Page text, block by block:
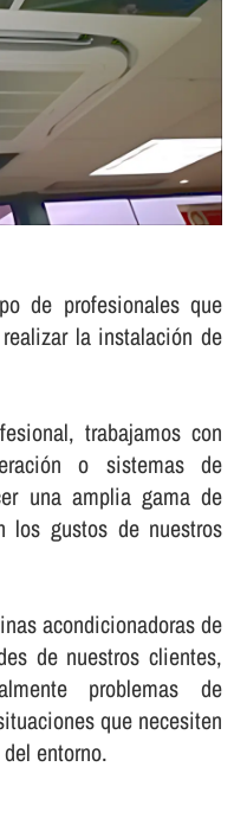
de profesionales que
la instalación de
trabajamos con
o sistemas de
una amplia gama de
los gustos de nuestros
acondicionadoras de
de nuestros clientes,
problemas de
que necesiten
entorno.